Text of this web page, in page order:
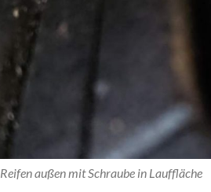
Reifen außen mit Schraube in Lauffläche